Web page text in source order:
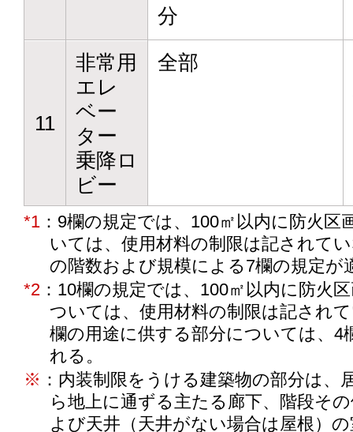
分
11
非常用
エレ
ベー
ター
乗降ロ
ビー
全部
*1 ：9欄の規定では、100㎡以内に防火区
いては、使用材料の制限は記されて
の階数および規模による7欄の規定が
*2 ：10欄の規定では、100㎡以内に防火
ついては、使用材料の制限は記され
欄の用途に供する部分については、4
れる。
※ ：内装制限をうける建築物の部分は、
ら地上に通ずる主たる廊下、階段そ
よび天井（天井がない場合は屋根）